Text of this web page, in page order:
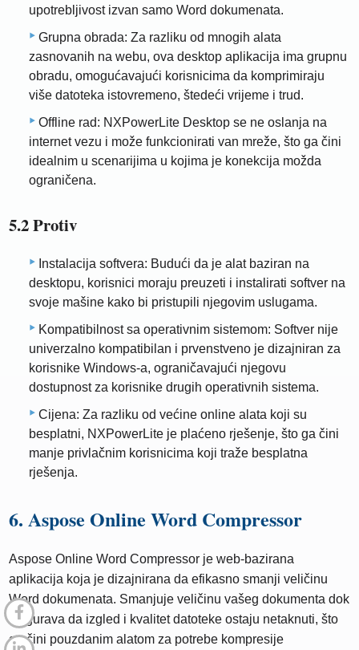
upotrebljivost izvan samo Word dokumenata.
Grupna obrada: Za razliku od mnogih alata
zasnovanih na webu, ova desktop aplikacija ima grupnu
obradu, omogućavajući korisnicima da komprimiraju
više datoteka istovremeno, štedeći vrijeme i trud.
Offline rad: NXPowerLite Desktop se ne oslanja na
internet vezu i može funkcionirati van mreže, što ga čini
idealnim u scenarijima u kojima je konekcija možda
ograničena.
5.2 Protiv
Instalacija softvera: Budući da je alat baziran na
desktopu, korisnici moraju preuzeti i instalirati softver na
svoje mašine kako bi pristupili njegovim uslugama.
Kompatibilnost sa operativnim sistemom: Softver nije
univerzalno kompatibilan i prvenstveno je dizajniran za
korisnike Windows-a, ograničavajući njegovu
dostupnost za korisnike drugih operativnih sistema.
Cijena: Za razliku od većine online alata koji su
besplatni, NXPowerLite je plaćeno rješenje, što ga čini
manje privlačnim korisnicima koji traže besplatna
rješenja.
6. Aspose Online Word Compressor
Aspose Online Word Compressor je web-bazirana
aplikacija koja je dizajnirana da efikasno smanji veličinu
Word dokumenata. Smanjuje veličinu vašeg dokumenta dok
osigurava da izgled i kvalitet datoteke ostaju netaknuti, što
ga čini pouzdanim alatom za potrebe kompresije